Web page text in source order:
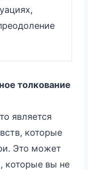
толкование
является
которые
Это может
которые вы не